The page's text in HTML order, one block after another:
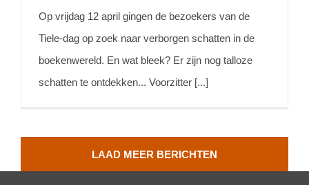
Op vrijdag 12 april gingen de bezoekers van de
Tiele-dag op zoek naar verborgen schatten in de
boekenwereld. En wat bleek? Er zijn nog talloze
schatten te ontdekken... Voorzitter [...]
LAAD MEER BERICHTEN